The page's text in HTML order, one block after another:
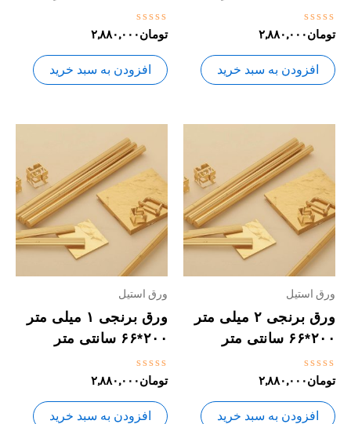
نمره
0
از
5
تومان۲,۸۸۰,۰۰۰
افزودن به سبد خرید
نمره
0
از
5
تومان۲,۸۸۰,۰۰۰
افزودن به سبد خرید
ورق استیل
ورق برنجی ۲ میلی متر
۲۰۰*۶۶ سانتی متر
نمره
0
از
5
تومان۲,۸۸۰,۰۰۰
افزودن به سبد خرید
ورق استیل
ورق برنجی ۱ میلی متر
۲۰۰*۶۶ سانتی متر
نمره
0
از
5
تومان۲,۸۸۰,۰۰۰
افزودن به سبد خرید